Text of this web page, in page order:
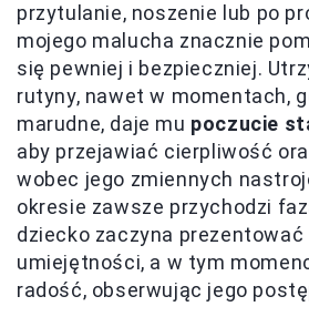
przytulanie, noszenie lub po
mojego malucha znacznie
się pewniej i bezpieczniej.
rutyny, nawet w momentach,
marudne, daje mu poczucie
aby przejawiać cierpliwość
wobec jego zmiennych
okresie zawsze przychodzi
dziecko zaczyna prezentować
umiejętności, a w tym
radość, obserwując jego